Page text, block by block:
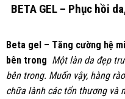
BETA GEL – Phục hồi
Beta gel – Tăng cường hệ
bên trong Một làn da đẹp
bên trong. Muốn vậy, hàng
chữa lành các tổn thương và